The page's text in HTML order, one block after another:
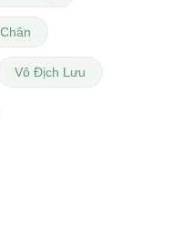
Vô Địch Lưu